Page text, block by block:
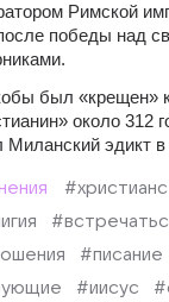
Римской
победы над
был «крещен»
около 312
Миланский эдикт в
#писание
#иисус